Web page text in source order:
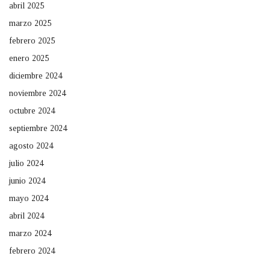
abril 2025
marzo 2025
febrero 2025
enero 2025
diciembre 2024
noviembre 2024
octubre 2024
septiembre 2024
agosto 2024
julio 2024
junio 2024
mayo 2024
abril 2024
marzo 2024
febrero 2024